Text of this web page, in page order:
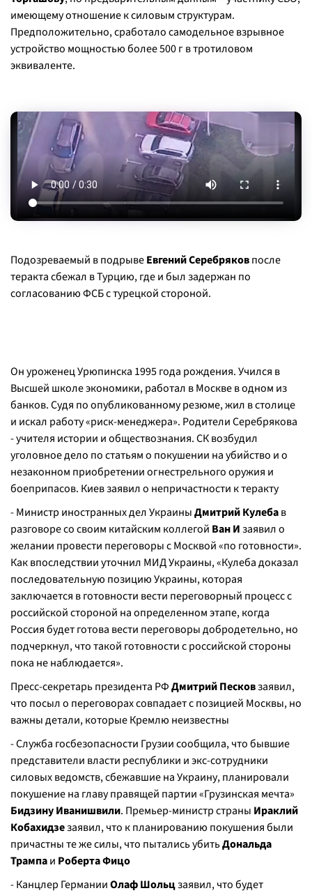
имеющему отношение к силовым структурам.
Предположительно, сработало самодельное взрывное
устройство мощностью более 500 г в тротиловом
эквиваленте.
Подозреваемый в подрывеЕвгений Серебряковпосле
теракта сбежал в Турцию, где и был задержан по
согласованию ФСБ с турецкой стороной.
Он уроженец Урюпинска 1995 года рождения. Учился в
Высшей школе экономики, работал в Москве в одном из
банков. Судя по опубликованному резюме, жил в столице
и искал работу «риск-менеджера». Родители Серебрякова
- учителя истории и обществознания. СК возбудил
уголовное дело по статьям о покушении на убийство и о
незаконном приобретении огнестрельного оружия и
боеприпасов. Киев заявил о непричастности к теракту
- Министр иностранных дел УкраиныДмитрий Кулебав
разговоре со своим китайским коллегой Ван Изаявил о
желании провести переговоры с Москвой «по готовности».
Как впоследствии уточнил МИД Украины, «Кулеба доказал
последовательную позицию Украины, которая
заключается в готовности вести переговорный процесс с
российской стороной на определенном этапе, когда
Россия будет готова вести переговоры добродетельно, но
подчеркнул, что такой готовности с российской стороны
пока не наблюдается».
Пресс-секретарь президента РФДмитрий Песковзаявил,
что посыл о переговорах совпадает с позицией Москвы, но
важны детали, которые Кремлю неизвестны
- Служба госбезопасности Грузии сообщила, что бывшие
представители власти республики и экс-сотрудники
силовых ведомств, сбежавшие на Украину, планировали
покушение на главу правящей партии «Грузинская мечта»
Бидзину Иванишвили. Премьер-министр страны Ираклий
Кобахидзезаявил, что к планированию покушения были
причастны те же силы, что пытались убитьДональда
Трампаи Роберта Фицо
- Канцлер ГерманииОлаф Шольцзаявил, что будет